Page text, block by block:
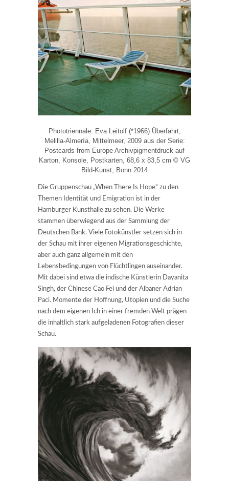
Phototriennale: Eva Leitolf (*1966) Überfahrt,
Melilla-Almería, Mittelmeer, 2009 aus der Serie:
Postcards from Europe Archivpigmentdruck auf
Karton, Konsole, Postkarten, 68,6 x 83,5 cm © VG
Bild-Kunst, Bonn 2014
Die Gruppenschau „When There Is Hope“ zu den
Themen Identität und Emigration ist in der
Hamburger Kunsthalle zu sehen. Die Werke
stammen überwiegend aus der Sammlung der
Deutschen Bank. Viele Fotokünstler setzen sich in
der Schau mit ihrer eigenen Migrationsgeschichte,
aber auch ganz allgemein mit den
Lebensbedingungen von Flüchtlingen auseinander.
Mit dabei sind etwa die indische Künstlerin Dayanita
Singh, der Chinese Cao Fei und der Albaner Adrian
Paci. Momente der Hoffnung, Utopien und die Suche
nach dem eigenen Ich in einer fremden Welt prägen
die inhaltlich stark aufgeladenen Fotografien dieser
Schau.